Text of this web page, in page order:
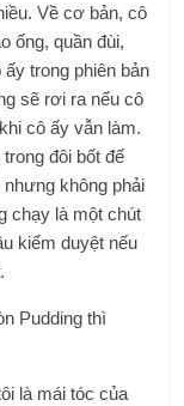
Về cơ bản, cô
ống, quần đùi,
trong phiên bản
sẽ rơi ra nếu cô
cô ấy vẫn làm.
đôi bốt đế
không phải
chạy là một chút
kiểm duyệt nếu
Pudding thì
là mái tóc của